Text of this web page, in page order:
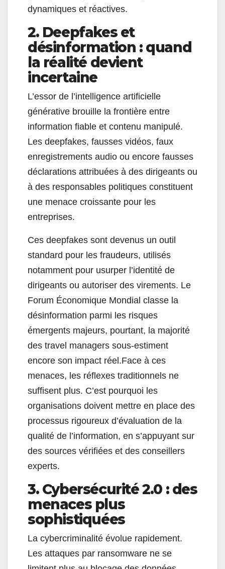
dynamiques et réactives.
2. Deepfakes et
désinformation : quand
la réalité devient
incertaine
L’essor de l’intelligence artificielle
générative brouille la frontière entre
information fiable et contenu manipulé.
Les deepfakes, fausses vidéos, faux
enregistrements audio ou encore fausses
déclarations attribuées à des dirigeants ou
à des responsables politiques constituent
une menace croissante pour les
entreprises.
Ces deepfakes sont devenus un outil
standard pour les fraudeurs, utilisés
notamment pour usurper l’identité de
dirigeants ou autoriser des virements. Le
Forum Économique Mondial classe la
désinformation parmi les risques
émergents majeurs, pourtant, la majorité
des travel managers sous-estiment
encore son impact réel.Face à ces
menaces, les réflexes traditionnels ne
suffisent plus. C’est pourquoi les
organisations doivent mettre en place des
processus rigoureux d’évaluation de la
qualité de l’information, en s’appuyant sur
des sources vérifiées et des conseillers
experts.
3. Cybersécurité 2.0 : des
menaces plus
sophistiquées
La cybercriminalité évolue rapidement.
Les attaques par ransomware ne se